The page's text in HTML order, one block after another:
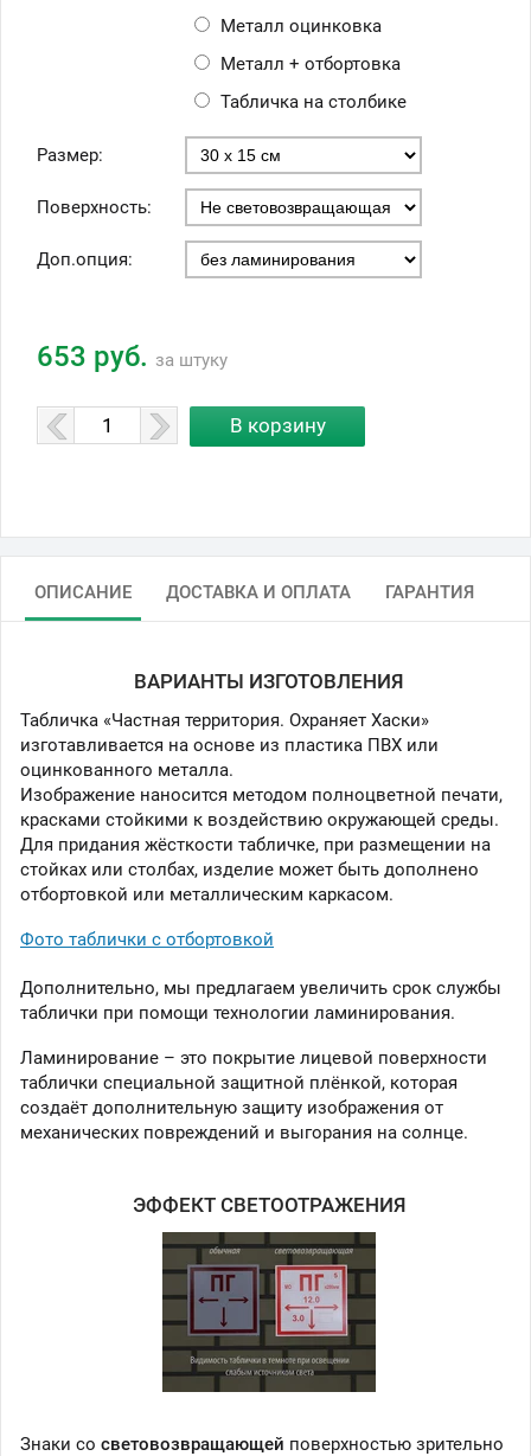
Металл оцинковка
Металл + отбортовка
Табличка на столбике
Размер:
Поверхность:
Доп.опция:
653 руб. за штуку
ОПИСАНИЕ ДОСТАВКА И ОПЛАТА ГАРАНТИЯ
ВАРИАНТЫ ИЗГОТОВЛЕНИЯ
Табличка «Частная территория. Охраняет Хаски»
изготавливается на основе из пластика ПВХ или
оцинкованного металла.
Изображение наносится методом полноцветной печати,
красками стойкими к воздействию окружающей среды.
Для придания жёсткости табличке, при размещении на
стойках или столбах, изделие может быть дополнено
отбортовкой или металлическим каркасом.
Фото таблички с отбортовкой
Дополнительно, мы предлагаем увеличить срок службы
таблички при помощи технологии ламинирования.
Ламинирование – это покрытие лицевой поверхности
таблички специальной защитной плёнкой, которая
создаёт дополнительную защиту изображения от
механических повреждений и выгорания на солнце.
ЭФФЕКТ СВЕТООТРАЖЕНИЯ
Знаки со световозвращающей поверхностью зрительно